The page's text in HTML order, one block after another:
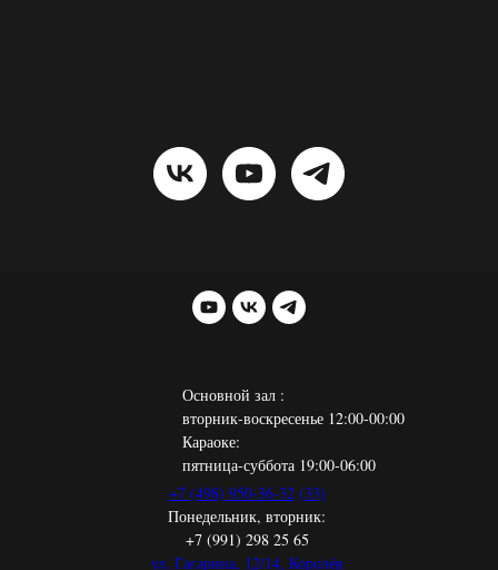
+7 (498) 950-36-32 (33)
Понедельник, вторник:
+7 (991) 298 25 65
ул. Гагарина, 12/14, Королёв
Основной зал :
вторник-воскресенье 12:00-00:00
Караоке:
пятница-суббота 19:00-06:00